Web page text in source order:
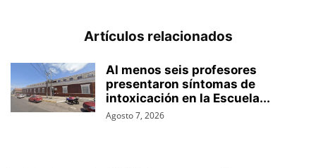
Artículos relacionados
Al menos seis profesores
presentaron síntomas de
intoxicación en la Escuela...
Agosto 7, 2026